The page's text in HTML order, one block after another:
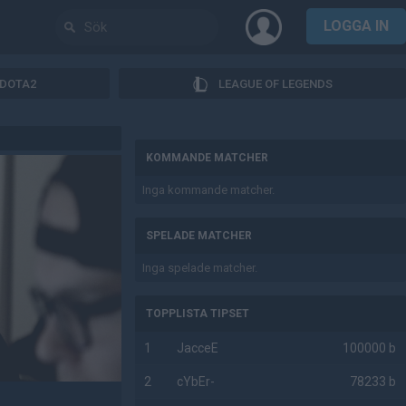
LOGGA IN
DOTA2 LEAGUE OF LEGENDS
KOMMANDE MATCHER
Inga kommande matcher.
SPELADE MATCHER
Inga spelade matcher.
TOPPLISTA TIPSET
1 JacceE 100000 b
2 cYbEr- 78233 b